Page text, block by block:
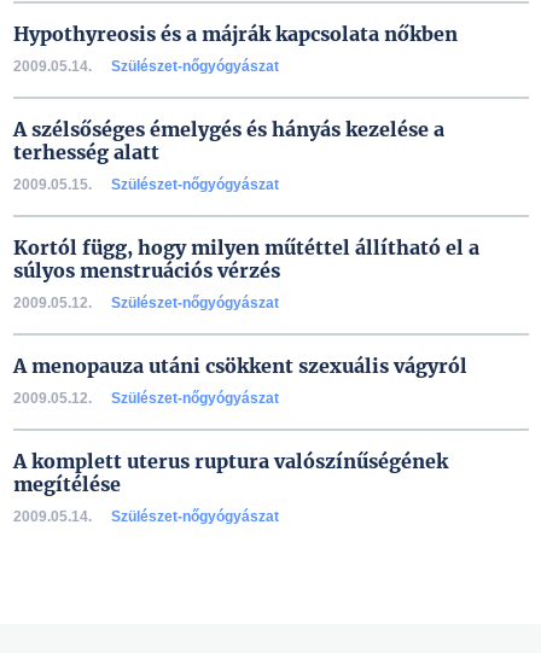
Hypothyreosis és a májrák kapcsolata nőkben
2009.05.14. Szülészet-nőgyógyászat
A szélsőséges émelygés és hányás kezelése a
terhesség alatt
2009.05.15. Szülészet-nőgyógyászat
Kortól függ, hogy milyen műtéttel állítható el a
súlyos menstruációs vérzés
2009.05.12. Szülészet-nőgyógyászat
A menopauza utáni csökkent szexuális vágyról
2009.05.12. Szülészet-nőgyógyászat
A komplett uterus ruptura valószínűségének
megítélése
2009.05.14. Szülészet-nőgyógyászat